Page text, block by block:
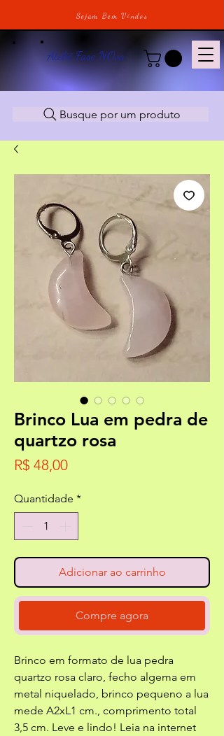
Sejam Bem Vindos
Ateliê Fase NOva
Busque por um produto
Brinco Lua em pedra de
quartzo rosa
R$ 48,00Preço
Quantidade *
Adicionar ao carrinho
Compre agora
Brinco em formato de lua pedra
quartzo rosa claro, fecho algema em
metal niquelado, brinco pequeno a lua
mede A2xL1 cm., comprimento total
3,5 cm. Leve e lindo! Leia na internet